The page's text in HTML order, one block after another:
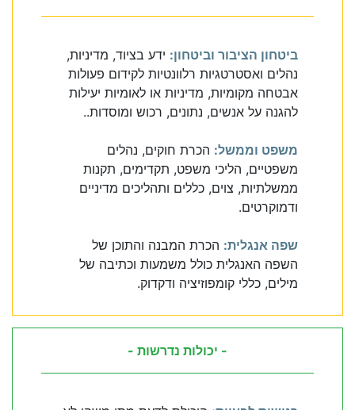
ביטחון הציבור וביטחון: ידע בציוד, מדיניות,
נהלים ואסטרטגיות רלוונטיות לקידום פעולות
אבטחה מקומיות, מדיניות או לאומיות יעילות
להגנה על אנשים, נתונים, רכוש ומוסדות..
משפט וממשל: הכרת חוקים, נהלים
משפטיים, הליכי משפט, תקדימים, תקנות
ממשלתיות, צוים, כללים ותהליכים מדיניים
ודמוקרטים.
שפה אנגלית: הכרת המבנה והתוכן של
השפה האנגלית כולל משמעות וכתיבה של
מילים, כללי קומפוזיציה ודקדוק.
- יכולות נדרשות -